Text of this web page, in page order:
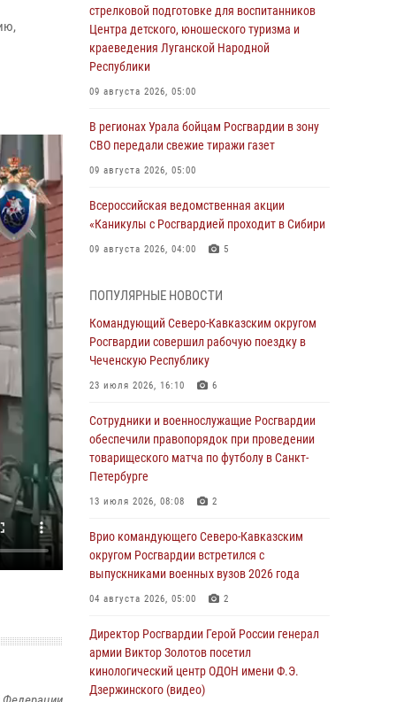
стрелковой подготовке для воспитанников
Центра детского, юношеского туризма и
краеведения Луганской Народной
Республики
09 августа 2026, 05:00
В регионах Урала бойцам Росгвардии в зону
СВО передали свежие тиражи газет
09 августа 2026, 05:00
Всероссийская ведомственная акции
«Каникулы с Росгвардией проходит в Сибири
09 августа 2026, 04:00 5
занятие для детей на Поклонной горе в
Москве (видео)
08 августа 2026, 14:10 3 1
В ЛНР росгвардейцы провели тренировку по
спортивной школы
08 августа 2026, 13:00 1
Сотрудники Росгвардии присоединились к
утренней разминке у стен музея истории
08 августа 2026, 09:29 2
В Северо-Западном округе Росгвардии
продолжаются мероприятия в честь юбилея
08 августа 2026, 09:03 1
Росгвардейцы в ЛНР совершенствуют
навыки тактической медицины с учетом
ПОПУЛЯРНЫЕ НОВОСТИ
Командующий Северо-Кавказским округом
Росгвардии совершил рабочую поездку в
Чеченскую Республику
23 июля 2026, 16:10 6
Сотрудники и военнослужащие Росгвардии
обеспечили правопорядок при проведении
товарищеского матча по футболу в Санкт-
Петербурге
13 июля 2026, 08:08 2
Врио командующего Северо-Кавказским
округом Росгвардии встретился с
выпускниками военных вузов 2026 года
04 августа 2026, 05:00 2
Директор Росгвардии Герой России генерал
армии Виктор Золотов посетил
кинологический центр ОДОН имени Ф.Э.
Дзержинского (видео)